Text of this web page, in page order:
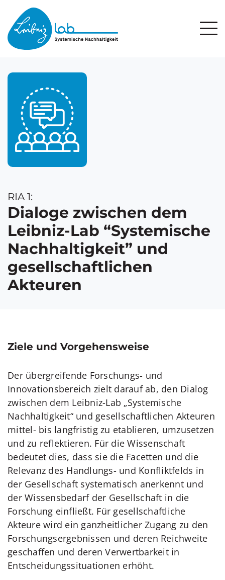
RIA 1:
Dialoge zwischen dem
Leibniz-Lab “Systemische
Nachhaltigkeit” und
gesellschaftlichen
Akteuren
Ziele und Vorgehensweise
Der übergreifende Forschungs- und
Innovationsbereich zielt darauf ab, den Dialog
zwischen dem Leibniz-Lab „Systemische
Nachhaltigkeit“ und gesellschaftlichen Akteuren
mittel- bis langfristig zu etablieren, umzusetzen
und zu reflektieren. Für die Wissenschaft
bedeutet dies, dass sie die Facetten und die
Relevanz des Handlungs- und Konfliktfelds in
der Gesellschaft systematisch anerkennt und
der Wissensbedarf der Gesellschaft in die
Forschung einfließt. Für gesellschaftliche
Akteure wird ein ganzheitlicher Zugang zu den
Forschungsergebnissen und deren Reichweite
geschaffen und deren Verwertbarkeit in
Entscheidungssituationen erhöht.